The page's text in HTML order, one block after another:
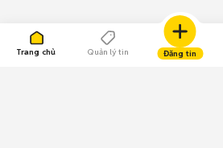
Trang chủ Quản lý tin Đăng tin